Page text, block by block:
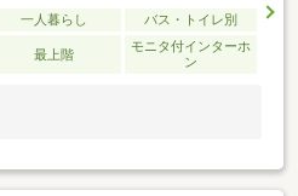
一人暮らし バス・トイレ別
最上階
モニタ付インターホ
ン